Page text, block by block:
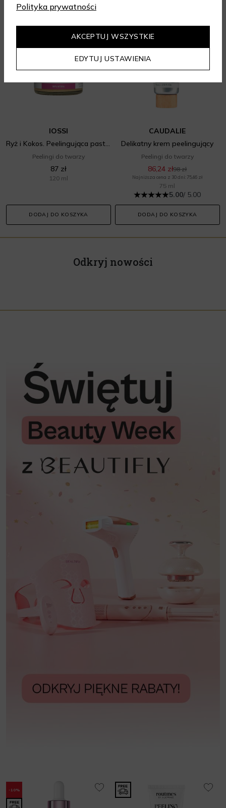
IOSSI
Ryż i Kokos. Peelingująca pasta do mycia twarz
Peelingi do twarzy
87 zł
120 ml
DODAJ DO KOSZYKA
CAUDALIE
Delikatny krem peelingujący
Peelingi do twarzy
86,24 zł98 zł
Najniższa cena z 30 dni: 75,46 zł
75 ml
5.00/ 5.00
DODAJ DO KOSZYKA
Odkryj nowości
-10%
Polityka prywatności
EDYTUJ USTAWIENIA
AKCEPTUJ WSZYSTKIE